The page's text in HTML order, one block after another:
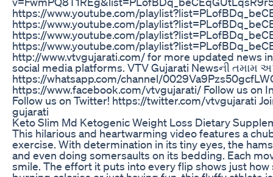
https://www.youtube.com/
https://www.youtube.com/
https://www.youtube.com/
https://www.youtube.com/
http://www.vtvgujarati.com/ for more updated news
social media platforms. VTV Gujarati Newsની તમામ
https://whatsapp.com/channel/
https://www.facebook.com/vtvgujarati/ Follow us on
Follow us on Twitter! https://twitter.com/vtvgujarati
gujarati
Keto Slim Md Ketogenic Weight Loss Dietary
This hilarious and heartwarming video features a
exercise. With determination in its tiny eyes, the
and even doing somersaults on its bedding. Each
smile. The effort it puts into every flip shows just